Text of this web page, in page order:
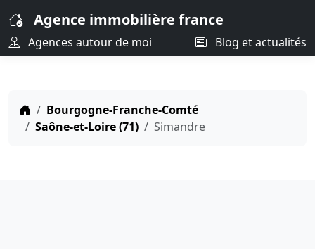
Agence immobilière france
Agences autour de moi Blog et actualités
Bourgogne-Franche-Comté
Saône-et-Loire (71)
Simandre